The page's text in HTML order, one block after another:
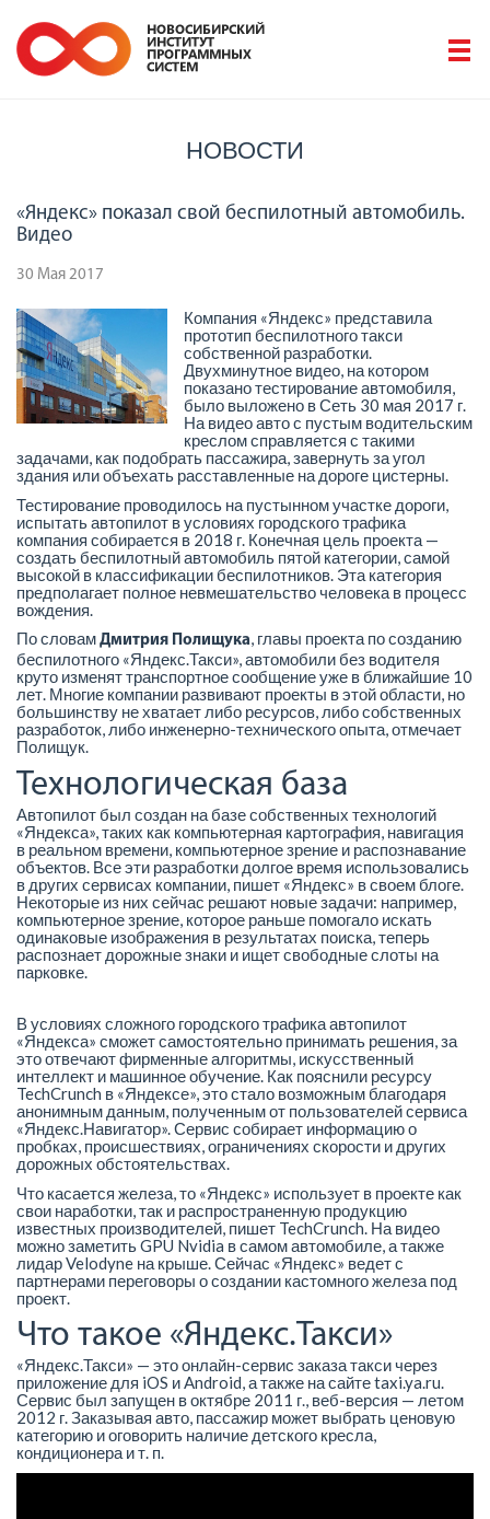
НОВОСТИ
«Яндекс» показал свой беспилотный автомобиль.
Видео
30 Мая 2017
Компания «Яндекс» представила
прототип беспилотного такси
собственной разработки.
Двухминутное видео, на котором
показано тестирование автомобиля,
было выложено в Сеть 30 мая 2017 г.
На видео авто с пустым водительским
креслом справляется с такими
задачами, как подобрать пассажира, завернуть за угол
здания или объехать расставленные на дороге цистерны.
Тестирование проводилось на пустынном участке дороги,
испытать автопилот в условиях городского трафика
компания собирается в 2018 г. Конечная цель проекта —
создать беспилотный автомобиль пятой категории, самой
высокой в классификации беспилотников. Эта категория
предполагает полное невмешательство человека в процесс
вождения.
По словам Дмитрия Полищука, главы проекта по созданию
беспилотного «Яндекс.Такси», автомобили без водителя
круто изменят транспортное сообщение уже в ближайшие 10
лет. Многие компании развивают проекты в этой области, но
большинству не хватает либо ресурсов, либо собственных
разработок, либо инженерно-технического опыта, отмечает
Полищук.
Технологическая база
Автопилот был создан на базе собственных технологий
«Яндекса», таких как компьютерная картография, навигация
в реальном времени, компьютерное зрение и распознавание
объектов. Все эти разработки долгое время использовались
в других сервисах компании, пишет «Яндекс» в своем блоге.
Некоторые из них сейчас решают новые задачи: например,
компьютерное зрение, которое раньше помогало искать
одинаковые изображения в результатах поиска, теперь
распознает дорожные знаки и ищет свободные слоты на
парковке.
В условиях сложного городского трафика автопилот
«Яндекса» сможет самостоятельно принимать решения, за
это отвечают фирменные алгоритмы, искусственный
интеллект и машинное обучение. Как пояснили ресурсу
TechCrunch в «Яндексе», это стало возможным благодаря
анонимным данным, полученным от пользователей сервиса
«Яндекс.Навигатор». Сервис собирает информацию о
пробках, происшествиях, ограничениях скорости и других
дорожных обстоятельствах.
Что касается железа, то «Яндекс» использует в проекте как
свои наработки, так и распространенную продукцию
известных производителей, пишет TechCrunch. На видео
можно заметить GPU Nvidia в самом автомобиле, а также
лидар Velodyne на крыше. Сейчас «Яндекс» ведет с
партнерами переговоры о создании кастомного железа под
проект.
Что такое «Яндекс.Такси»
«Яндекс.Такси» — это онлайн-сервис заказа такси через
приложение для iOS и Android, а также на сайте taxi.ya.ru.
Сервис был запущен в октябре 2011 г., веб-версия — летом
2012 г. Заказывая авто, пассажир может выбрать ценовую
категорию и оговорить наличие детского кресла,
кондиционера и т. п.